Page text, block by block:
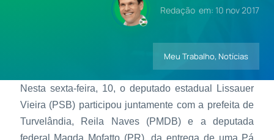
Redação em: 10 nov 2017
Meu Trabalho, Notícias
Nesta sexta-feira, 10, o deputado estadual Lissauer
Vieira (PSB) participou juntamente com a prefeita de
Turvelândia, Reila Naves (PMDB) e a deputada
federal Magda Mofatto (PR), da entrega de uma Pá